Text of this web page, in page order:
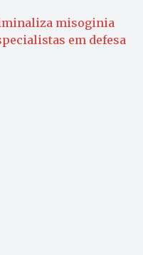
misoginia
em defesa